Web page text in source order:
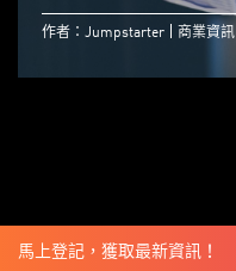
作者：Jumpstarter 商業資訊
馬上登記，獲取最新資訊！